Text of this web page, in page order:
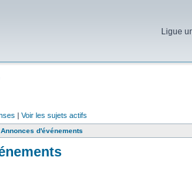
Ligue
| Voir les sujets actifs
Annonces d'événements